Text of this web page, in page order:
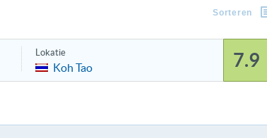
Sorteren
Lokatie
Koh Tao 7.9